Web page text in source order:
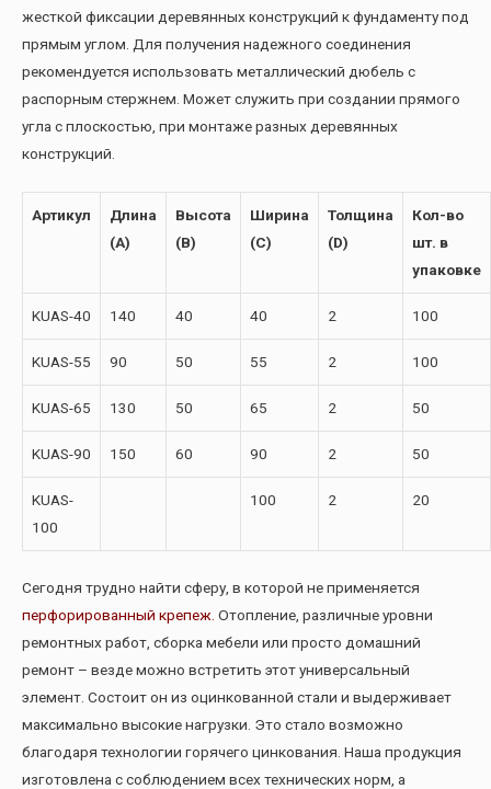
жесткой фиксации деревянных конструкций к фундаменту под
прямым углом. Для получения надежного соединения
рекомендуется использовать металлический дюбель с
распорным стержнем. Может служить при создании прямого
угла с плоскостью, при монтаже разных деревянных
конструкций.
Артикул
Длина
(А)
Высота
(В)
Ширина
(С)
Толщина
(D)
Кол-во
шт. в
упаковке
KUAS-40 140 40 40 2 100
KUAS-55 90 50 55 2 100
KUAS-65 130 50 65 2 50
KUAS-90 150 60 90 2 50
KUAS-
100
100 2 20
Сегодня трудно найти сферу, в которой не применяется
перфорированный крепеж. Отопление, различные уровни
ремонтных работ, сборка мебели или просто домашний
ремонт – везде можно встретить этот универсальный
элемент. Состоит он из оцинкованной стали и выдерживает
максимально высокие нагрузки. Это стало возможно
благодаря технологии горячего цинкования. Наша продукция
изготовлена с соблюдением всех технических норм, а